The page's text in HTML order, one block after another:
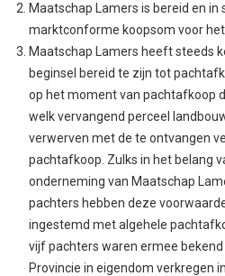
Maatschap Lamers is bereid en in
marktconforme koopsom voor
Maatschap Lamers heeft steeds
beginsel bereid te zijn tot
op het moment van pachtafkoop
welk vervangend perceel
verwerven met de te ontvangen
pachtafkoop. Zulks in het belang
onderneming van Maatschap
pachters hebben deze
ingestemd met algehele
vijf pachters waren ermee
Provincie in eigendom verkregen